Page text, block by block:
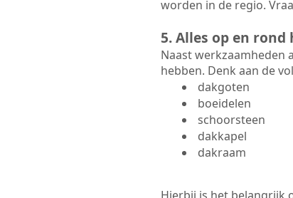
worden in de regio.
5. Alles op en
Naast werkzaamheden
hebben. Denk aan de
dakgoten
boeidelen
schoorsteen
dakkapel
dakraam